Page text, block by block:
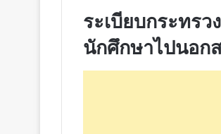
ระเบียบกระทร
นักศึกษาไปนอก